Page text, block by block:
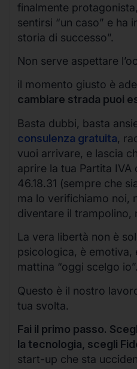
finalmente
sentirsi “un caso” e ha
storia di successo”.
Non serve aspettare
il momento giusto è
cambiare strada puoi
Basta dubbi, basta
consulenza gratuita,
vuoi arrivare, e lascia
aprire la tua Partita IVA
46.18.31 (sempre che
ma lo verifichiamo noi,
diventare il trampolino,
La vera libertà non è
psicologica, è emotiva,
mattina “oggi scelgo io”.
Questo è il nostro
tua svolta.
Fai il primo passo.
la tecnologia, scegli
start-up che sta